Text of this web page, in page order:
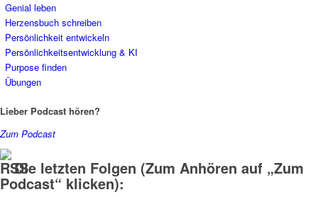
Genial leben
Herzensbuch schreiben
Persönlichkeit entwickeln
Persönlichkeitsentwicklung & KI
Purpose finden
Übungen
Lieber Podcast hören?
Zum Podcast
Die letzten Folgen (Zum Anhören auf „Zum
Podcast“ klicken):